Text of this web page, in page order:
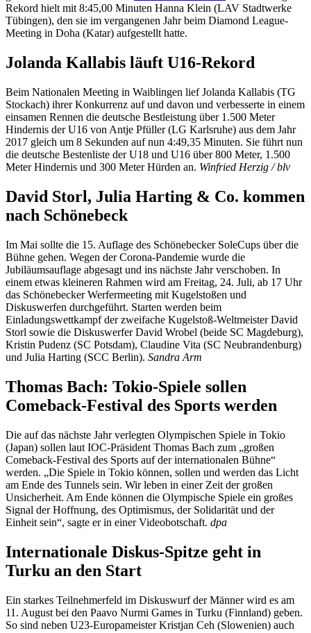
Rekord hielt mit 8:45,00 Minuten Hanna Klein (LAV Stadtwerke
Tübingen), den sie im vergangenen Jahr beim Diamond League-
Meeting in Doha (Katar) aufgestellt hatte.
Jolanda Kallabis läuft U16-Rekord
Beim Nationalen Meeting in Waiblingen lief Jolanda Kallabis (TG
Stockach) ihrer Konkurrenz auf und davon und verbesserte in einem
einsamen Rennen die deutsche Bestleistung über 1.500 Meter
Hindernis der U16 von Antje Pfüller (LG Karlsruhe) aus dem Jahr
2017 gleich um 8 Sekunden auf nun 4:49,35 Minuten. Sie führt nun
die deutsche Bestenliste der U18 und U16 über 800 Meter, 1.500
Meter Hindernis und 300 Meter Hürden an. Winfried Herzig / blv
David Storl, Julia Harting & Co. kommen
nach Schönebeck
Im Mai sollte die 15. Auflage des Schönebecker SoleCups über die
Bühne gehen. Wegen der Corona-Pandemie wurde die
Jubiläumsauflage abgesagt und ins nächste Jahr verschoben. In
einem etwas kleineren Rahmen wird am Freitag, 24. Juli, ab 17 Uhr
das Schönebecker Werfermeeting mit Kugelstoßen und
Diskuswerfen durchgeführt. Starten werden beim
Einladungswettkampf der zweifache Kugelstoß-Weltmeister David
Storl sowie die Diskuswerfer David Wrobel (beide SC Magdeburg),
Kristin Pudenz (SC Potsdam), Claudine Vita (SC Neubrandenburg)
und Julia Harting (SCC Berlin). Sandra Arm
Thomas Bach: Tokio-Spiele sollen
Comeback-Festival des Sports werden
Die auf das nächste Jahr verlegten Olympischen Spiele in Tokio
(Japan) sollen laut IOC-Präsident Thomas Bach zum „großen
Comeback-Festival des Sports auf der internationalen Bühne“
werden. „Die Spiele in Tokio können, sollen und werden das Licht
am Ende des Tunnels sein. Wir leben in einer Zeit der großen
Unsicherheit. Am Ende können die Olympische Spiele ein großes
Signal der Hoffnung, des Optimismus, der Solidarität und der
Einheit sein“, sagte er in einer Videobotschaft. dpa
Internationale Diskus-Spitze geht in
Turku an den Start
Ein starkes Teilnehmerfeld im Diskuswurf der Männer wird es am
11. August bei den Paavo Nurmi Games in Turku (Finnland) geben.
So sind neben U23-Europameister Kristjan Ceh (Slowenien) auch